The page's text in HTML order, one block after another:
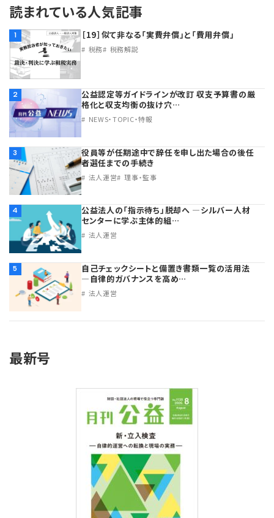
読まれている人気記事
1 ［19］似て非なる「実費弁償」と「費用弁償」
税務 税務解説
2
公益認定等ガイドラインが改訂 収支予算書の厳
格化と収支均衡の抜け穴…
NEWS・TOPIC・特報
3
役員等が任期途中で辞任を申し出た場合の後任
者選任までの手続き
法人運営 理事・監事
4
公益法人の「指示待ち」脱却へ ―シルバー人材
センターに学ぶ主体的組…
法人運営
5
自己チェックシートと備置き書類一覧の活用法
―自律的ガバナンスを高め…
法人運営
最新号